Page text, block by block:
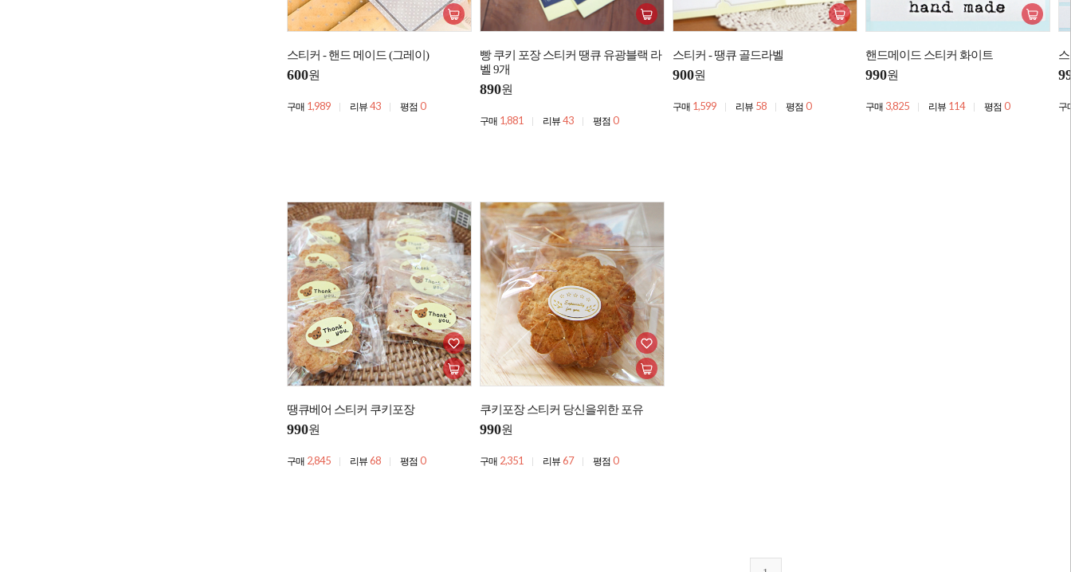
스티커 - 핸드 메이드 (그레이)
600원
구매 1,989 리뷰 43 평점 0
빵 쿠키 포장 스티커 땡큐 유광블랙 라
벨 9개
890원
구매 1,881 리뷰 43 평점 0
스티커 - 땡큐 골드라벨
900원
구매 1,599 리뷰 58 평점 0
핸드메이드 스티커 화이트
990원
구매 3,825 리뷰 114 평점 0 구
땡큐베어 스티커 쿠키포장
990원
구매 2,845 리뷰 68 평점 0
쿠키포장 스티커 당신을위한 포유
990원
구매 2,351 리뷰 67 평점 0